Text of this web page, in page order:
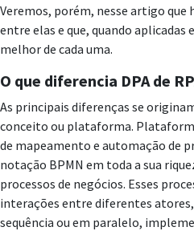
Veremos, porém, nesse artigo
entre elas e que, quando
melhor de cada uma.
O que diferencia DPA de
As principais diferenças se
conceito ou plataforma.
de mapeamento e automação de
notação BPMN em toda a sua
processos de negócios. Esses
interações entre diferentes
sequência ou em paralelo,